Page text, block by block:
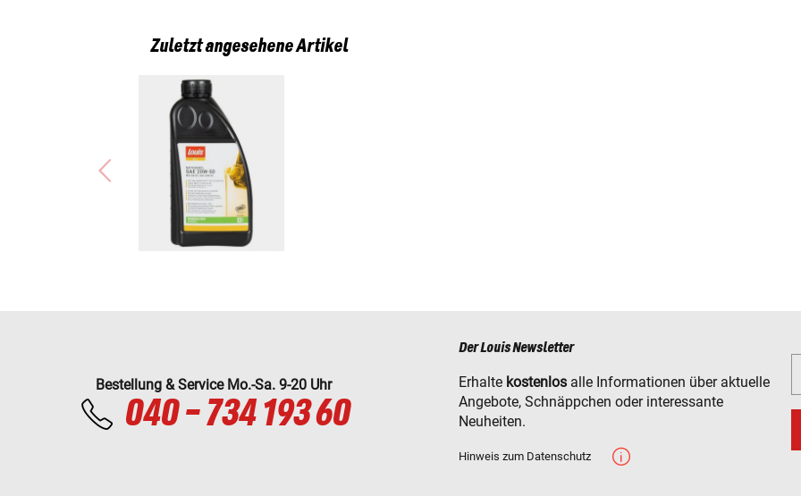
Zuletzt angesehene Artikel
Bestellung & Service Mo.-Sa. 9-20 Uhr
040 - 734 193 60
Der Louis Newsletter
Erhalte kostenlos alle Informationen über aktuelle
Angebote, Schnäppchen oder interessante
Neuheiten.
Hinweis zum Datenschutz